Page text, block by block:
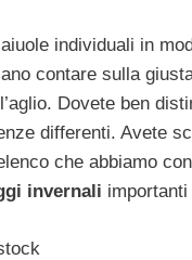
individuali in
contare sulla
Dovete ben
differenti. Avete
che abbiamo
invernali